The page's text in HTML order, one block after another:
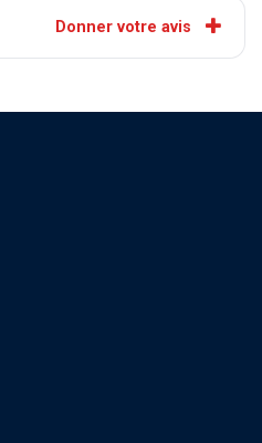
Donner votre avis